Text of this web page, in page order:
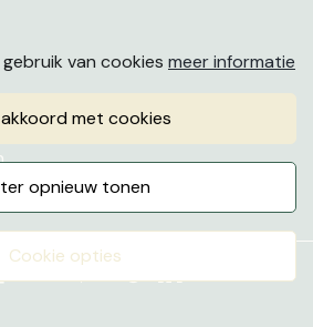
van cookies meer informatie
akkoord met cookies
opnieuw tonen
cookie opties